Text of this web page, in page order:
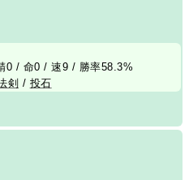
0 / 命0 / 速9 / 勝率58.3%
剣 / 投石